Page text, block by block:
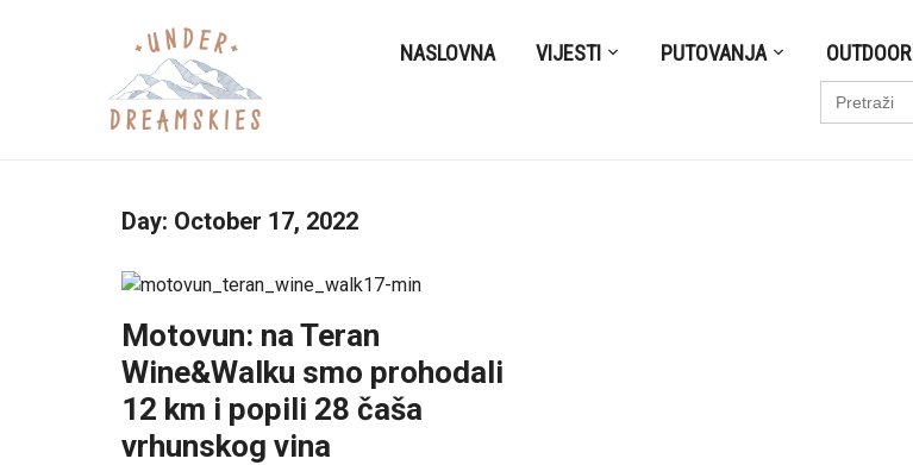
NASLOVNA VIJESTI PUTOVANJA OUTDOOR
Search
for:
Day: October 17, 2022
Motovun: na Teran
Wine&Walku smo prohodali
12 km i popili 28 čaša
vrhunskog vina